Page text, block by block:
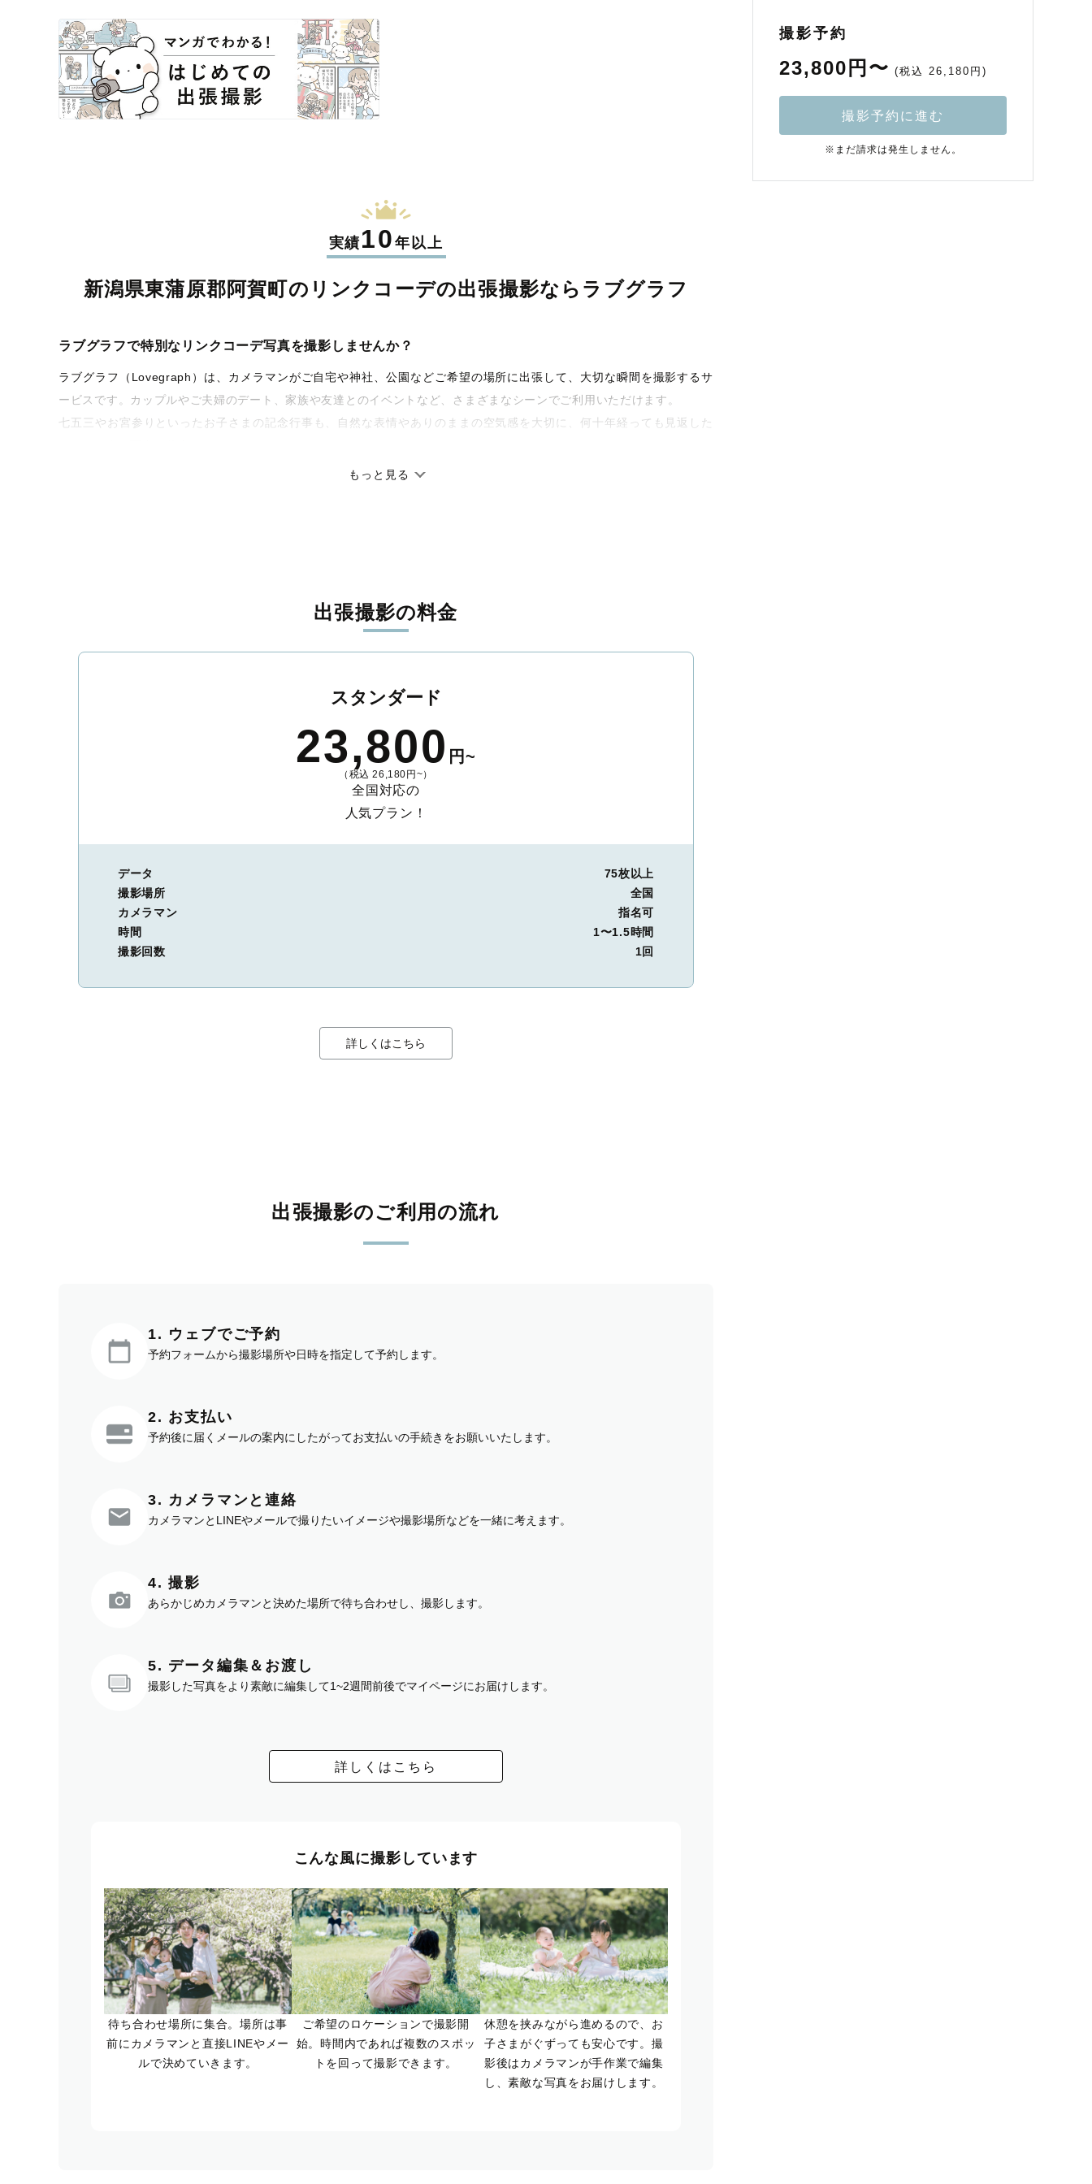
実績10年以上
新潟県東蒲原郡阿賀町のリンクコーデの出張撮影なら ラブグラフ
ラブグラフで特別なリンクコーデ写真を撮影しませんか？
ラブグラフ（Lovegraph）は、カメラマンがご自宅や神社、公園などご希望の場所に出張して、大切な瞬間を撮影するサ
ービスです。カップルやご夫婦のデート、家族や友達とのイベントなど、さまざまなシーンでご利用いただけます。
七五三やお宮参りといったお子さまの記念行事も、自然な表情やありのままの空気感を大切に、何十年経っても見返した
撮影後は、独自の編集技術で写真の明るさや色合いを丁寧に調整。自然な雰囲気を残しつつも、おしゃれで洗練された仕
覧ください。
もっと見る
出張撮影の料金
スタンダード
23,800 円~
（税込 26,180円~）
全国対応の
人気プラン！
データ
75枚以上
撮影場所
全国
カメラマン
指名可
時間
1〜1.5時間
撮影回数
1回
詳しくはこちら
出張撮影のご利用の流れ
1. ウェブでご予約
予約フォームから撮影場所や日時を指定して予約します。
2. お支払い
予約後に届くメールの案内にしたがってお支払いの手続きをお願いいたします。
3. カメラマンと連絡
カメラマンとLINEやメールで撮りたいイメージや撮影場所などを一緒に考えます。
4. 撮影
あらかじめカメラマンと決めた場所で待ち合わせし、撮影します。
5. データ編集＆お渡し
撮影した写真をより素敵に編集して1~2週間前後でマイページにお届けします。
詳しくはこちら
こんな風に撮影しています
待ち合わせ場所に集合。場所は事
前にカメラマンと直接LINEやメー
ルで決めていきます。
ご希望のロケーションで撮影開
始。時間内であれば複数のスポッ
トを回って撮影できます。
休憩を挟みながら進めるので、お
子さまがぐずっても安心です。撮
影後はカメラマンが手作業で編集
し、素敵な写真をお届けします。
撮影予約
23,800円〜 (税込 26,180円)
撮影予約に進む
※まだ請求は発生しません。